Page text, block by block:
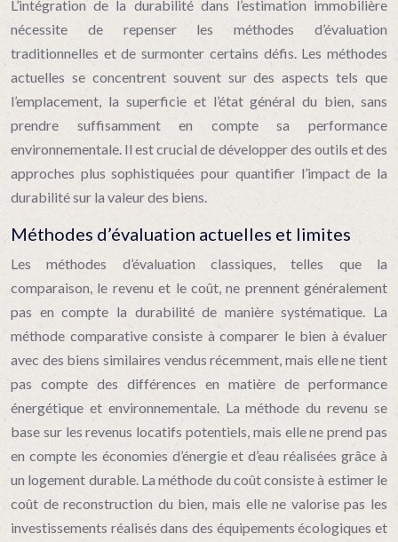
L’intégration de la durabilité dans l’estimation immobilière
nécessite de repenser les méthodes d’évaluation
traditionnelles et de surmonter certains défis. Les méthodes
actuelles se concentrent souvent sur des aspects tels que
l’emplacement, la superficie et l’état général du bien, sans
prendre suffisamment en compte sa performance
environnementale. Il est crucial de développer des outils et des
approches plus sophistiquées pour quantifier l’impact de la
durabilité sur la valeur des biens.
Méthodes d’évaluation actuelles et limites
Les méthodes d’évaluation classiques, telles que la
comparaison, le revenu et le coût, ne prennent généralement
pas en compte la durabilité de manière systématique. La
méthode comparative consiste à comparer le bien à évaluer
avec des biens similaires vendus récemment, mais elle ne tient
pas compte des différences en matière de performance
énergétique et environnementale. La méthode du revenu se
base sur les revenus locatifs potentiels, mais elle ne prend pas
en compte les économies d’énergie et d’eau réalisées grâce à
un logement durable. La méthode du coût consiste à estimer le
coût de reconstruction du bien, mais elle ne valorise pas les
investissements réalisés dans des équipements écologiques et